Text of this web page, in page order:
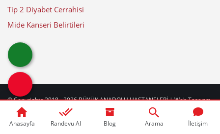
Anasayfa Randevu Al Blog Arama İletişim
Tip 2 Diyabet Cerrahisi
Mide Kanseri Belirtileri
© Copyrights 2018 - 2026BÜYÜK ANADOLU HASTANELERİ| Web Tasarım
web Güncelleme Tarihi: 10-08-2026